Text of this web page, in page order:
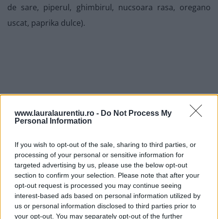
www.lauralaurentiu.ro - Do Not Process My
Personal Information
If you wish to opt-out of the sale, sharing to third parties, or
processing of your personal or sensitive information for
targeted advertising by us, please use the below opt-out
section to confirm your selection. Please note that after your
opt-out request is processed you may continue seeing
interest-based ads based on personal information utilized by
us or personal information disclosed to third parties prior to
your opt-out. You may separately opt-out of the further
de sare, piperul, ghimbirul, nucsoara rasa, oregano
uscat, paprika dulce).
6. Se răzuieste ceapa pe razatoarea cu gauri fine. Avem